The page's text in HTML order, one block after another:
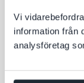
Vi
information från
analysföretag
avgörande för